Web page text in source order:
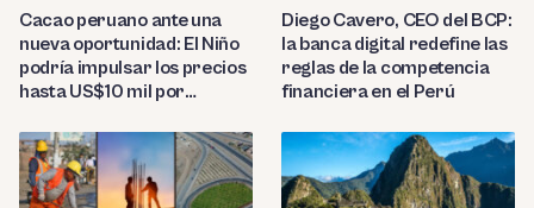
Cacao peruano ante una
nueva oportunidad: El Niño
podría impulsar los precios
hasta US$10 mil por
Diego Cavero, CEO del BCP:
la banca digital redefine las
reglas de la competencia
financiera en el Perú